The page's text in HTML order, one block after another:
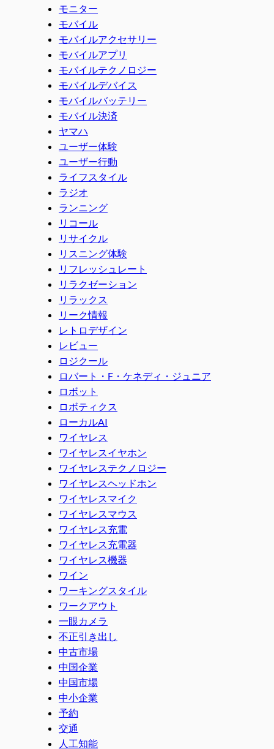
モニター
モバイル
モバイルアクセサリー
モバイルアプリ
モバイルテクノロジー
モバイルデバイス
モバイルバッテリー
モバイル決済
ヤマハ
ユーザー体験
ユーザー行動
ライフスタイル
ラジオ
ランニング
リコール
リサイクル
リスニング体験
リフレッシュレート
リラクゼーション
リラックス
リーク情報
レトロデザイン
レビュー
ロジクール
ロバート・F・ケネディ・ジュニア
ロボット
ロボティクス
ローカルAI
ワイヤレス
ワイヤレスイヤホン
ワイヤレステクノロジー
ワイヤレスヘッドホン
ワイヤレスマイク
ワイヤレスマウス
ワイヤレス充電
ワイヤレス充電器
ワイヤレス機器
ワイン
ワーキングスタイル
ワークアウト
一眼カメラ
不正引き出し
中古市場
中国企業
中国市場
中小企業
予約
交通
人工知能